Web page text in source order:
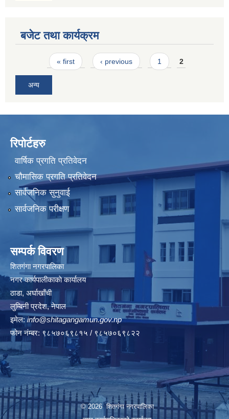
बजेट तथा कार्यक्रम
Pages« first ‹ previous 1 2
अन्य
रिपोर्टहरु
वार्षिक प्रगति प्रतिवेदन
चौमासिक प्रगति प्रतिवेदन
सार्वजनिक सुनुवाई
सार्वजनिक परीक्षण
सम्पर्क विवरण
शितगंगा नगरपालिका
नगर कार्यपालीकाकाे कार्यालय
ठाडा, अर्घाखाँची
लुम्बिनी प्रदेश, नेपाल
इमेल: info@shitagangamun.gov.np
फोन नंम्बर: ९८५७०६९८१५ / ९८५७०६९८२२
© 2026 शितगंगा नगरपालिका